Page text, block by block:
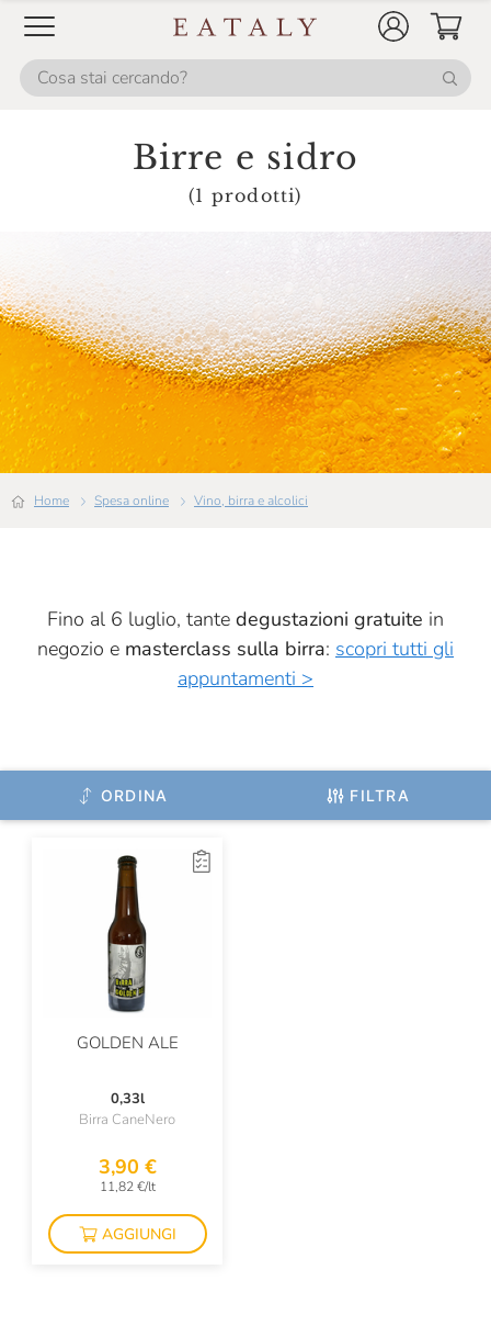
Birre e sidro
(1 prodotti)
Home Spesa online Vino, birra e alcolici
Fino al 6 luglio, tante degustazioni gratuite in
negozio e masterclass sulla birra: scopri tutti gli
appuntamenti >
ORDINA FILTRA
GOLDEN ALE
0,33l
Birra CaneNero
3,90 €
11,82 €/lt
AGGIUNGI